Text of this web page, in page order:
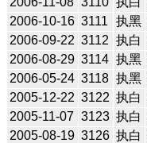
2006-10-16 3111 执黑
2006-09-22 3112 执白
2006-08-29 3114 执黑
2006-05-24 3118 执黑
2005-12-22 3122 执白
2005-11-07 3123 执白
2005-08-19 3126 执白